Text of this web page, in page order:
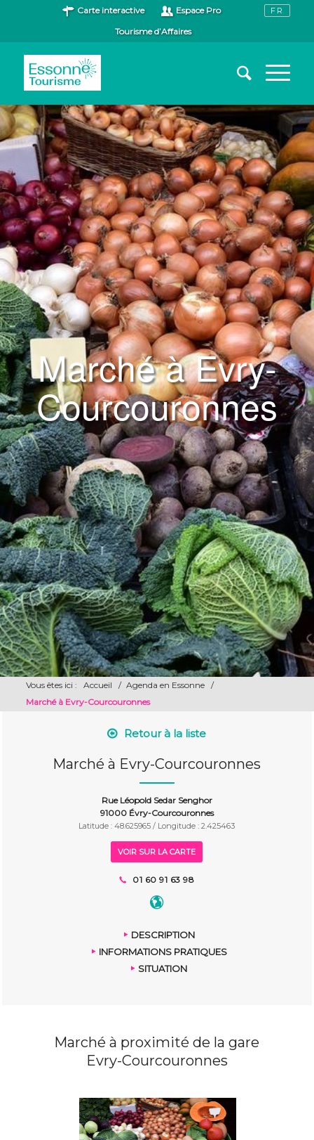
Carte interactive
Espace Pro
Tourisme d’Affaires
Marché à Evry-
Courcouronnes
Vous êtes ici : Accueil / Agenda en Essonne
/
Marché à Evry-Courcouronnes
Retour à la liste
Marché à Evry-Courcouronnes
Rue Léopold Sedar Senghor
91000 Évry-Courcouronnes
Latitude : 48.625965 / Longitude : 2.425463
VOIR SUR LA CARTE
01 60 91 63 98
DESCRIPTION
INFORMATIONS PRATIQUES
SITUATION
Marché à proximité de la gare
Evry-Courcouronnes